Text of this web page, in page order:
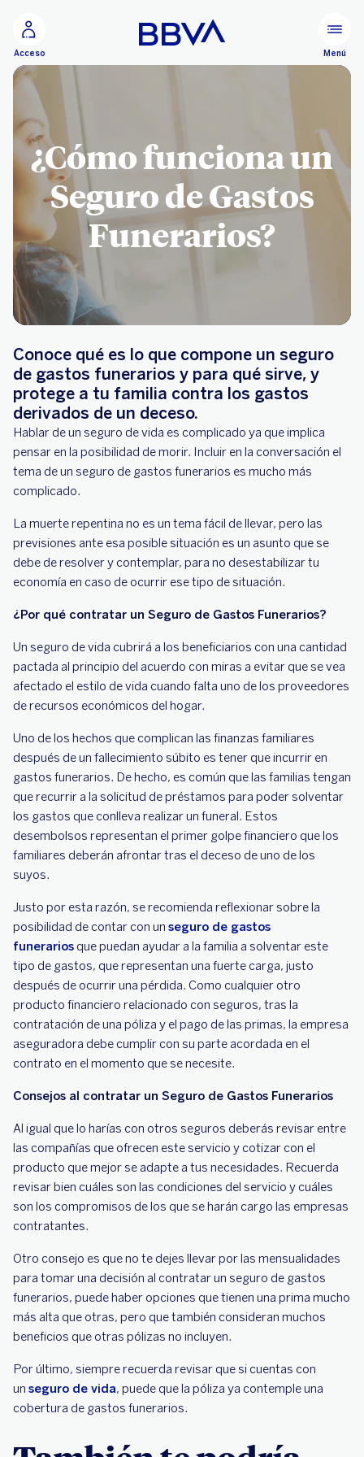
Acceso Menú
¿Cómo funciona un
Seguro de Gastos
Funerarios?
Conoce qué es lo que compone un seguro
de gastos funerarios y para qué sirve, y
protege a tu familia contra los gastos
derivados de un deceso.
Hablar de un seguro de vida es complicado ya que implica
pensar en la posibilidad de morir. Incluir en la conversación el
tema de un seguro de gastos funerarios es mucho más
complicado.
La muerte repentina no es un tema fácil de llevar, pero las
previsiones ante esa posible situación es un asunto que se
debe de resolver y contemplar, para no desestabilizar tu
economía en caso de ocurrir ese tipo de situación.
¿Por qué contratar un Seguro de Gastos Funerarios?
Un seguro de vida cubrirá a los beneficiarios con una cantidad
pactada al principio del acuerdo con miras a evitar que se vea
afectado el estilo de vida cuando falta uno de los proveedores
de recursos económicos del hogar.
Uno de los hechos que complican las finanzas familiares
después de un fallecimiento súbito es tener que incurrir en
gastos funerarios. De hecho, es común que las familias tengan
que recurrir a la solicitud de préstamos para poder solventar
los gastos que conlleva realizar un funeral. Estos
desembolsos representan el primer golpe financiero que los
familiares deberán afrontar tras el deceso de uno de los
suyos.
Justo por esta razón, se recomienda reflexionar sobre la
posibilidad de contar con un seguro de gastos
funerarios que puedan ayudar a la familia a solventar este
tipo de gastos, que representan una fuerte carga, justo
después de ocurrir una pérdida. Como cualquier otro
producto financiero relacionado con seguros, tras la
contratación de una póliza y el pago de las primas, la empresa
aseguradora debe cumplir con su parte acordada en el
contrato en el momento que se necesite.
Consejos al contratar un Seguro de Gastos Funerarios
Al igual que lo harías con otros seguros deberás revisar entre
las compañías que ofrecen este servicio y cotizar con el
producto que mejor se adapte a tus necesidades. Recuerda
revisar bien cuáles son las condiciones del servicio y cuáles
son los compromisos de los que se harán cargo las empresas
contratantes.
Otro consejo es que no te dejes llevar por las mensualidades
para tomar una decisión al contratar un seguro de gastos
funerarios, puede haber opciones que tienen una prima mucho
más alta que otras, pero que también consideran muchos
beneficios que otras pólizas no incluyen.
Por último, siempre recuerda revisar que si cuentas con
un seguro de vida, puede que la póliza ya contemple una
cobertura de gastos funerarios.